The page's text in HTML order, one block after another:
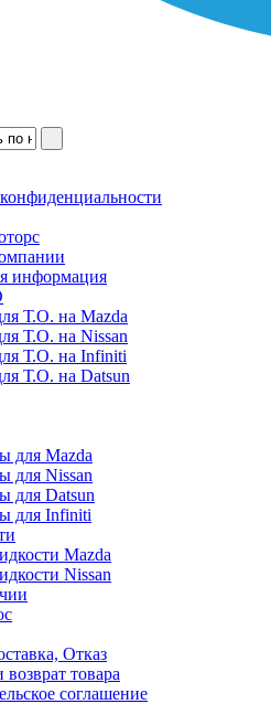
информация
Т.О. на Mazda
Т.О. на Nissan
Т.О. на Infiniti
Т.О. на Datsun
для Mazda
для Nissan
для Datsun
для Infiniti
Mazda
Nissan
Отказ
возврат товара
соглашение